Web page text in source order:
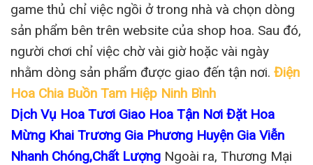
game thủ chỉ việc ngồi ở trong nhà và chọn dòng
sản phẩm bên trên website của shop hoa. Sau đó,
người chơi chỉ việc chờ vài giờ hoặc vài ngày
nhằm dòng sản phẩm được giao đến tận nơi. Điện
Hoa Chia Buồn Tam Hiệp Ninh Bình
Dịch Vụ Hoa Tươi Giao Hoa Tận Nơi Đặt Hoa
Mừng Khai Trương Gia Phương Huyện Gia Viễn
Nhanh Chóng,Chất Lượng Ngoài ra, Thương Mại